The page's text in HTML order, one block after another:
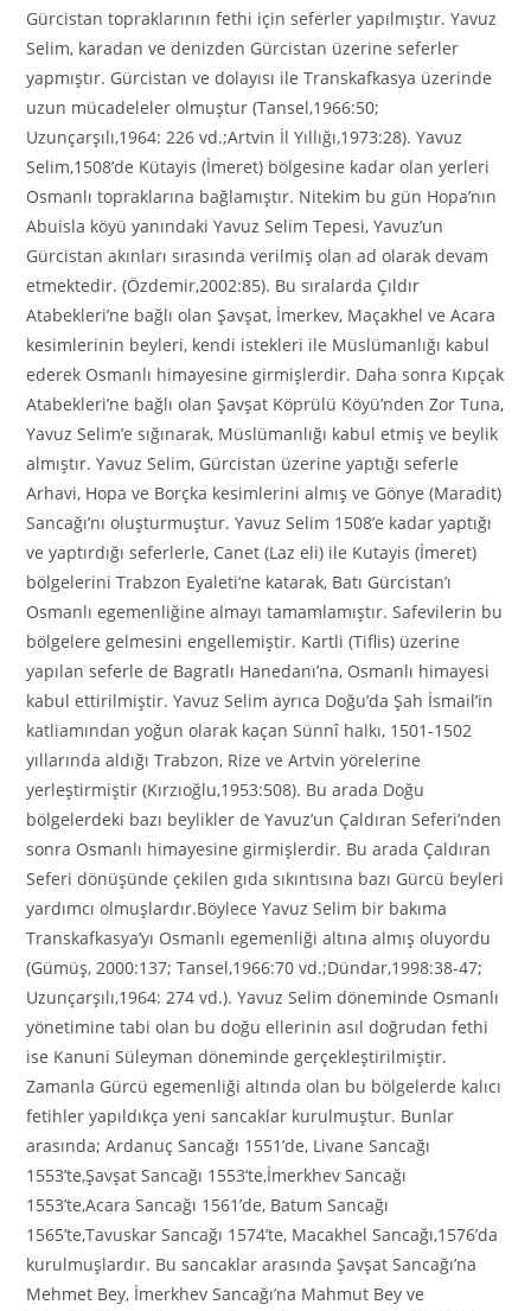
Gürcistan topraklarının fethi için seferler yapılmıştır. Yavuz
Selim, karadan ve denizden Gürcistan üzerine seferler
yapmıştır. Gürcistan ve dolayısı ile Transkafkasya üzerinde
uzun mücadeleler olmuştur (Tansel,1966:50;
Uzunçarşılı,1964: 226 vd.;Artvin İl Yıllığı,1973:28). Yavuz
Selim,1508’de Kütayis (İmeret) bölgesine kadar olan yerleri
Osmanlı topraklarına bağlamıştır. Nitekim bu gün Hopa’nın
Abuisla köyü yanındaki Yavuz Selim Tepesi, Yavuz’un
Gürcistan akınları sırasında verilmiş olan ad olarak devam
etmektedir. (Özdemir,2002:85). Bu sıralarda Çıldır
Atabekleri’ne bağlı olan Şavşat, İmerkev, Maçakhel ve Acara
kesimlerinin beyleri, kendi istekleri ile Müslümanlığı kabul
ederek Osmanlı himayesine girmişlerdir. Daha sonra Kıpçak
Atabekleri’ne bağlı olan Şavşat Köprülü Köyü’nden Zor Tuna,
Yavuz Selim’e sığınarak, Müslümanlığı kabul etmiş ve beylik
almıştır. Yavuz Selim, Gürcistan üzerine yaptığı seferle
Arhavi, Hopa ve Borçka kesimlerini almış ve Gönye (Maradit)
Sancağı’nı oluşturmuştur. Yavuz Selim 1508’e kadar yaptığı
ve yaptırdığı seferlerle, Canet (Laz eli) ile Kutayis (İmeret)
bölgelerini Trabzon Eyaleti’ne katarak, Batı Gürcistan’ı
Osmanlı egemenliğine almayı tamamlamıştır. Safevilerin bu
bölgelere gelmesini engellemiştir. Kartli (Tiflis) üzerine
yapılan seferle de Bagratlı Hanedanı’na, Osmanlı himayesi
kabul ettirilmiştir. Yavuz Selim ayrıca Doğu’da Şah İsmail’in
katliamından yoğun olarak kaçan Sünnî halkı, 1501-1502
yıllarında aldığı Trabzon, Rize ve Artvin yörelerine
yerleştirmiştir (Kırzıoğlu,1953:508). Bu arada Doğu
bölgelerdeki bazı beylikler de Yavuz’un Çaldıran Seferi’nden
sonra Osmanlı himayesine girmişlerdir. Bu arada Çaldıran
Seferi dönüşünde çekilen gıda sıkıntısına bazı Gürcü beyleri
yardımcı olmuşlardır.Böylece Yavuz Selim bir bakıma
Transkafkasya’yı Osmanlı egemenliği altına almış oluyordu
(Gümüş, 2000:137; Tansel,1966:70 vd.;Dündar,1998:38-47;
Uzunçarşılı,1964: 274 vd.). Yavuz Selim döneminde Osmanlı
yönetimine tabi olan bu doğu ellerinin asıl doğrudan fethi
ise Kanuni Süleyman döneminde gerçekleştirilmiştir.
Zamanla Gürcü egemenliği altında olan bu bölgelerde kalıcı
fetihler yapıldıkça yeni sancaklar kurulmuştur. Bunlar
arasında; Ardanuç Sancağı 1551’de, Livane Sancağı
1553’te,Şavşat Sancağı 1553’te,İmerkhev Sancağı
1553’te,Acara Sancağı 1561’de, Batum Sancağı
1565’te,Tavuskar Sancağı 1574’te, Macakhel Sancağı,1576’da
kurulmuşlardır. Bu sancaklar arasında Şavşat Sancağı’na
Mehmet Bey, İmerkhev Sancağı’na Mahmut Bey ve